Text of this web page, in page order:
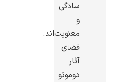
سادگی
و
معنویت‌اند.
فضای
آثار
دوموتو